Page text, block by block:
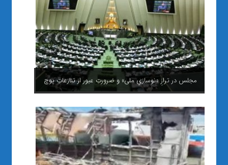
مجلس در ترازِ «نوسازیِ ملی» و ضرورتِ عبور از تنازعاتِ پوچ